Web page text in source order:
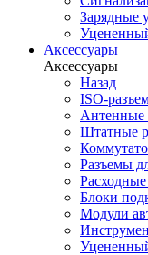
Зарядные
Аксессуары
Аксессуары
Назад
ISO-
Антенные
Штатные
Разъемы
Блоки
Модули